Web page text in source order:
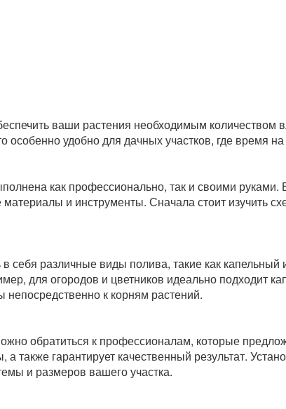
ваши растения необходимым количеством
особенно удобно для дачных участков, где время
как профессионально, так и своими руками.
и инструменты. Сначала стоит изучить
себя различные виды полива, такие как
для огородов и цветников идеально подходит
к корням растений.
обратиться к профессионалам, которые
также гарантирует качественный результат.
и размеров вашего участка.